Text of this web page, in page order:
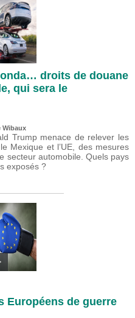
droits de douane
qui sera le
Wibaux
Trump menace de relever les
Mexique et l’UE, des mesures
secteur automobile. Quels pays
exposés ?
Européens de guerre